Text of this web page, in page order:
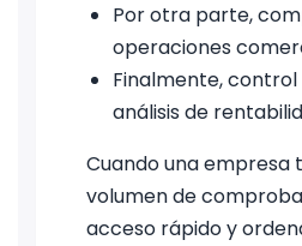
Por otra parte,
operaciones
Finalmente,
análisis de
Cuando una empresa
volumen de
acceso rápido y